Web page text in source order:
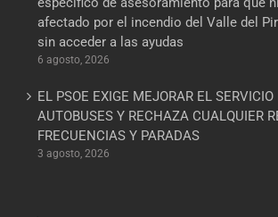
afectado por el incendio del Valle del
sin acceder a las ayudas
6 agosto, 2026
EL PSOE EXIGE MEJORAR EL SERVICIO
AUTOBUSES Y RECHAZA CUALQUIER
FRECUENCIAS Y PARADAS
3 agosto, 2026